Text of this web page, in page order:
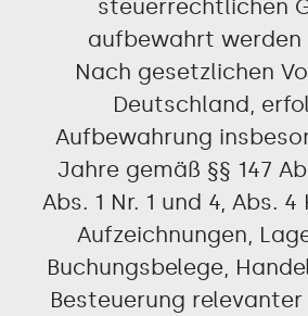
steuerrechtlichen
aufbewahrt werden
Nach gesetzlichen
Deutschland,
Aufbewahrung
Jahre gemäß §§ 147
Abs. 1 Nr. 1 und 4, Abs. 4
Aufzeichnungen,
Buchungsbelege,
Besteuerung